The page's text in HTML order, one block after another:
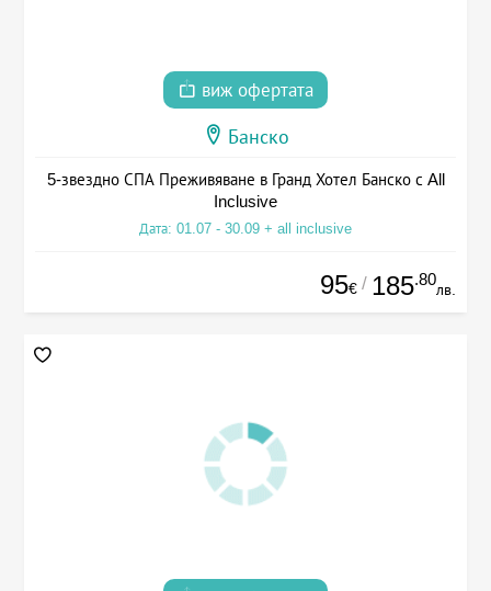
виж офертата
Банско
5-звездно СПА Преживяване в Гранд Хотел Банско с All
Inclusive
Дата: 01.07 - 30.09 + all inclusive
95€ / 185.80
лв.